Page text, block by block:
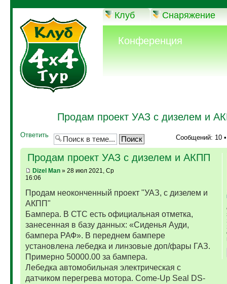
Клуб Снаряжение
Конференция
Продам проект УАЗ с дизелем и
Ответить Сообщений: 10
Продам проект УАЗ с дизелем и АКПП
Dizel Man» 28 июл 2021, Ср
16:06
Продам неоконченный проект "УАЗ, с дизелем и
АКПП"
Бампера. В СТС есть официальная отметка,
занесенная в базу данных: «Сиденья Ауди,
бампера РАФ». В переднем бампере
установлена лебедка и линзовые доп/фары ГАЗ.
Примерно 50000.00 за бампера.
Лебедка автомобильная электрическая с
датчиком перегрева мотора. Come-Up Seal DS-